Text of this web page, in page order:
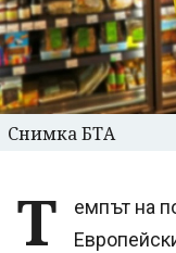
Снимка БТА
Т
емпът на